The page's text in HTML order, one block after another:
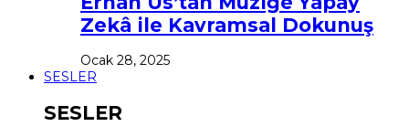
Zekâ ile Kavramsal Dokunuş
Ocak 28, 2025
SESLER
SESLER